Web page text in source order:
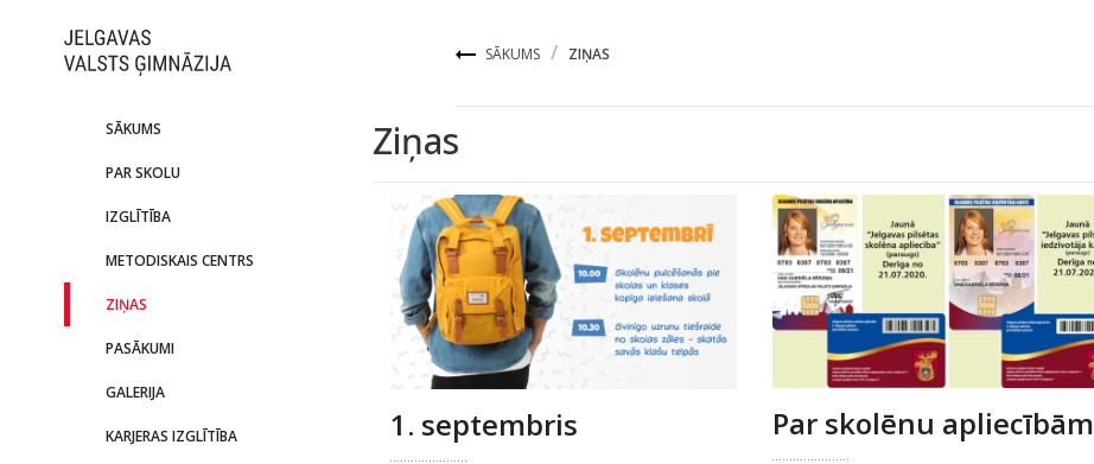
SĀKUMS ZIŅAS
SĀKUMS
PAR SKOLU
IZGLĪTĪBA
METODISKAIS CENTRS
ZIŅAS
PASĀKUMI
GALERIJA
KARJERAS IZGLĪTĪBA
Ziņas
1. septembris Par skolēnu apliecībām